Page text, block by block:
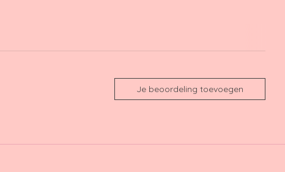
Je beoordeling toevoegen